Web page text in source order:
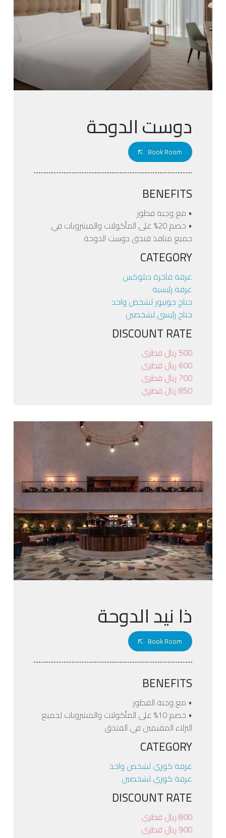
دوست الدوحة
Book Room
BENEFITS
• مع وجبة فطور
• خصم 20% على المأكولات والمشروبات في
جميع منافذ فندق دوست الدوحة
CATEGORY
غرفة فاخرة ديلوكس
غرفة رئيسية
جناح جونيور لشخص واحد
جناح رئيسي لشخصين
DISCOUNT RATE
500 ريال قطري
600 ريال قطري
700 ريال قطري
850 ريال قطري
ذا نيد الدوحة
Book Room
BENEFITS
• مع وجبة الفطور
• خصم 10% على المأكولات والمشروبات لجميع
النزلاء المقيمين في الفندق
CATEGORY
غرفة كوزي لشخص واحد
غرفة كوزي لشخصين
DISCOUNT RATE
800 ريال قطري
900 ريال قطري